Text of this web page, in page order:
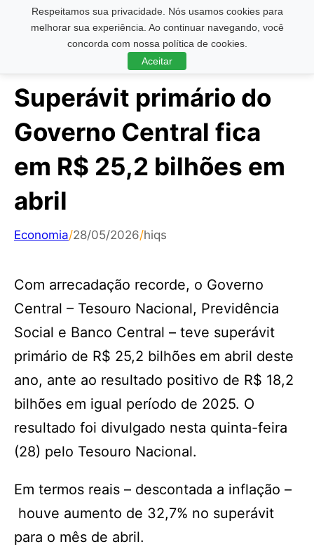
Respeitamos sua privacidade. Nós usamos cookies para
melhorar sua experiência. Ao continuar navegando, você
concorda com nossa política de cookies.
Aceitar
Pesquisar ...
Superávit primário do
Governo Central fica
em R$ 25,2 bilhões em
abril
Economia/28/05/2026/hiqs
Com arrecadação recorde, o Governo
Central – Tesouro Nacional, Previdência
Social e Banco Central – teve superávit
primário de R$ 25,2 bilhões em abril deste
ano, ante ao resultado positivo de R$ 18,2
bilhões em igual período de 2025. O
resultado foi divulgado nesta quinta-feira
(28) pelo Tesouro Nacional.
Em termos reais – descontada a inflação –
houve aumento de 32,7% no superávit
para o mês de abril.